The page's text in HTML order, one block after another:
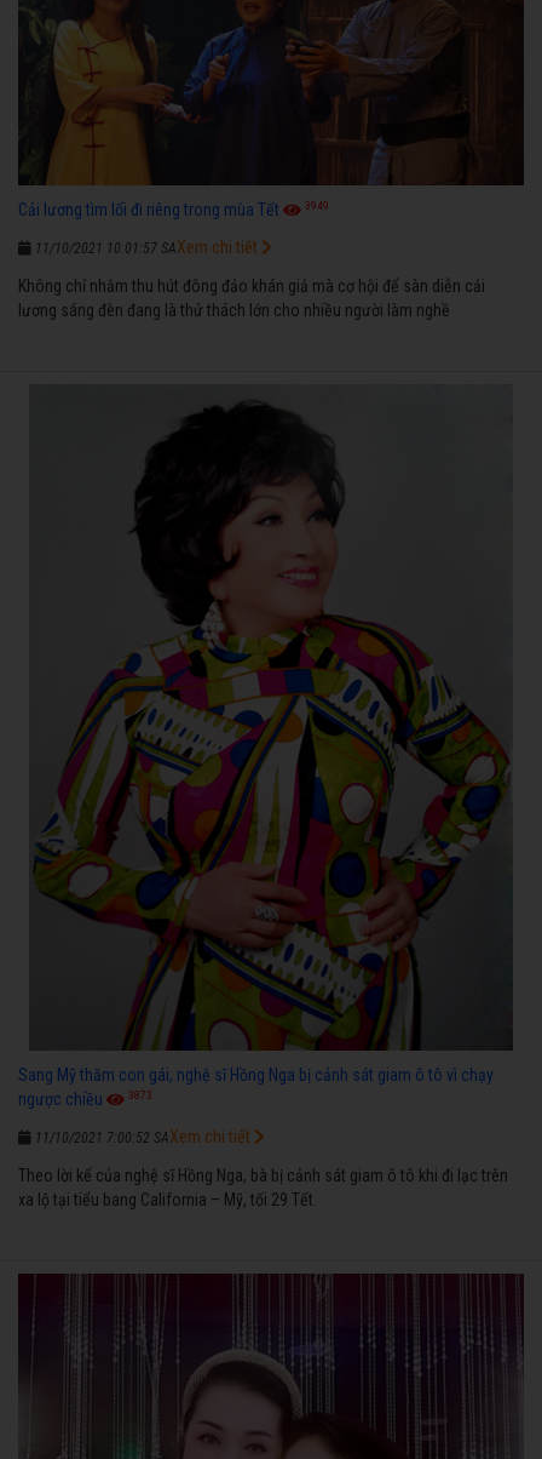
Cải lương tìm lối đi riêng trong mùa Tết 3949
11/10/2021 10:01:57 SA
Không chỉ nhằm thu hút đông đảo khán giả mà cơ hội để sàn diễn cải
lương sáng đèn đang là thử thách lớn cho nhiều người làm nghề
Xem chi tiết
Sang Mỹ thăm con gái, nghệ sĩ Hồng Nga bị cảnh sát giam ô tô vì chạy
ngược chiều
3873
11/10/2021 7:00:52 SA
Theo lời kể của nghệ sĩ Hồng Nga, bà bị cảnh sát giam ô tô khi đi lạc trên
xa lộ tại tiểu bang California – Mỹ, tối 29 Tết.
Xem chi tiết